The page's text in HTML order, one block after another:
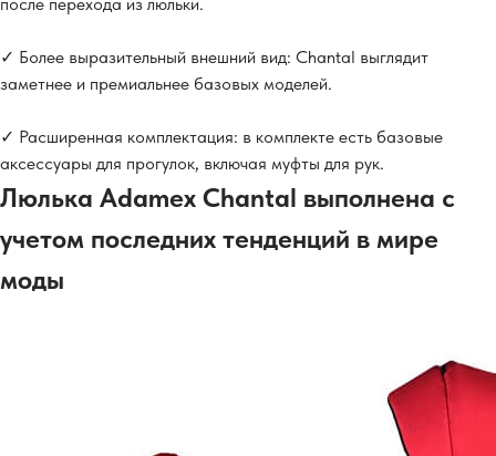
✓ Более выразительный внешний вид: Chantal выглядит
заметнее и премиальнее базовых моделей.
✓ Расширенная комплектация: в комплекте есть базовые
аксессуары для прогулок, включая муфты для рук.
Люлька Adamex Chantal выполнена с
учетом последних тенденций в мире
моды